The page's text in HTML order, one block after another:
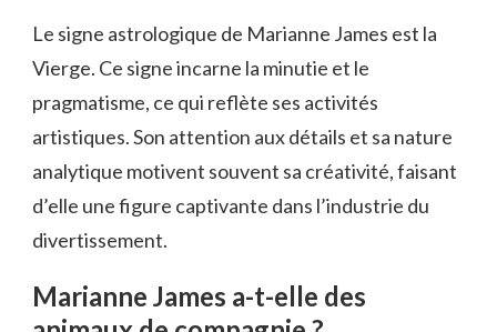
Le signe astrologique de Marianne James est la
Vierge. Ce signe incarne la minutie et le
pragmatisme, ce qui reflète ses activités
artistiques. Son attention aux détails et sa nature
analytique motivent souvent sa créativité, faisant
d’elle une figure captivante dans l’industrie du
divertissement.
Marianne James a-t-elle des